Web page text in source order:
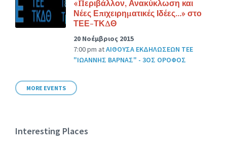
«Περιβάλλον, Ανακύκλωση και
Νέες Επιχειρηματικές Ιδέες…» στο
ΤΕΕ-ΤΚΔΘ
20 Νοέμβριος 2015
7:00 pm atΑΙΘΟΥΣΑ ΕΚΔΗΛΩΣΕΩΝ ΤΕΕ
"ΙΩΑΝΝΗΣ ΒΑΡΝΑΣ" - 3ΟΣ ΟΡΟΦΟΣ
MORE EVENTS
Interesting Places